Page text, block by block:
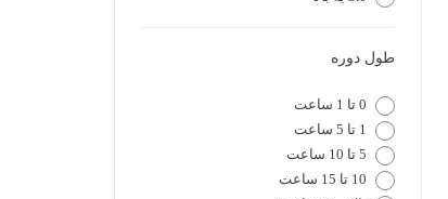
طول دوره
0 تا 1 ساعت
1 تا 5 ساعت
5 تا 10 ساعت
10 تا 15 ساعت